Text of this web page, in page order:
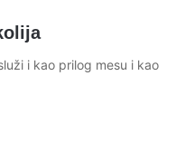
i kao prilog mesu i kao